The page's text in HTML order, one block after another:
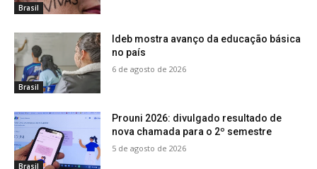
Brasil
Brasil
Ideb mostra avanço da educação básica
no país
6 de agosto de 2026
Brasil
Prouni 2026: divulgado resultado de
nova chamada para o 2º semestre
5 de agosto de 2026